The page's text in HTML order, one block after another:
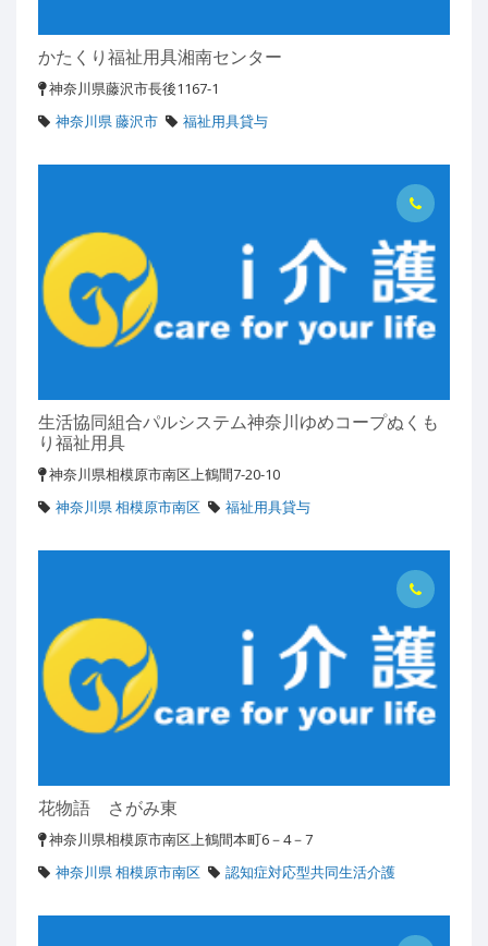
かたくり福祉用具湘南センター
神奈川県藤沢市長後1167-1
神奈川県 藤沢市
福祉用具貸与
生活協同組合パルシステム神奈川ゆめコープぬくも
り福祉用具
神奈川県相模原市南区上鶴間7-20-10
神奈川県 相模原市南区
福祉用具貸与
花物語 さがみ東
神奈川県相模原市南区上鶴間本町6－4－7
神奈川県 相模原市南区
認知症対応型共同生活介護